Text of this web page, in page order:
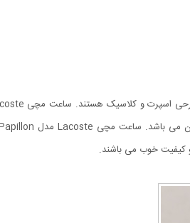
کیفیت خوب می باشند.